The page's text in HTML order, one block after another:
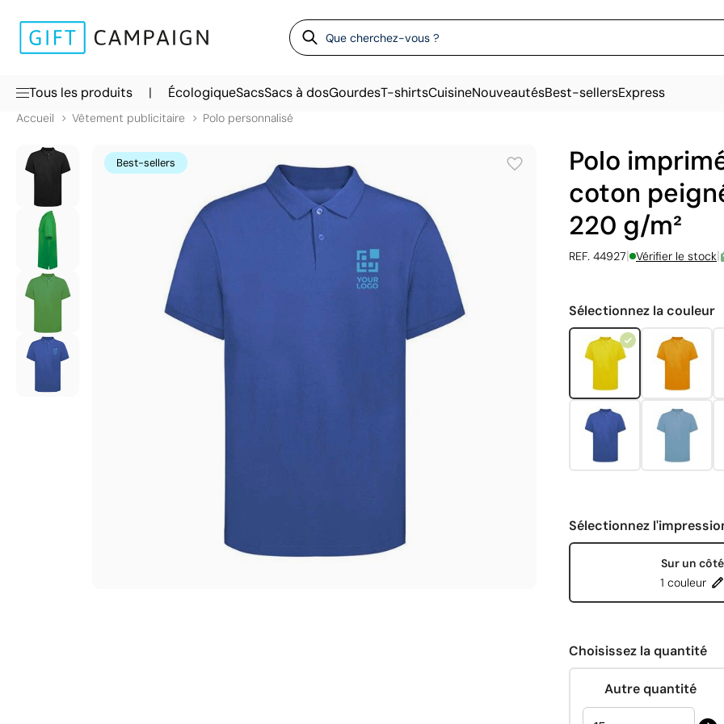
Tous les produits | ÉcologiqueSacsSacs à dosGourdesT-shirtsCuisineNouveautésBest-sellersExpress
Accueil Vêtement publicitaire Polo personnalisé
Best-sellers
Polo
coton
220 g/m²
REF. 44927| Vérifier le stock|
Sélectionnez la couleur
Sélectionnez
Sur un côté
1 couleur
Choisissez la quantité
Autre quantité